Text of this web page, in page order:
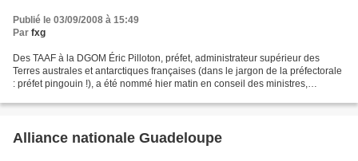
Publié le 03/09/2008 à 15:49
Par fxg
Des TAAF à la DGOM Éric Pilloton, préfet, administrateur supérieur des
Terres australes et antarctiques françaises (dans le jargon de la préfectorale
: préfet pingouin !), a été nommé hier matin en conseil des ministres,
Alliance nationale Guadeloupe